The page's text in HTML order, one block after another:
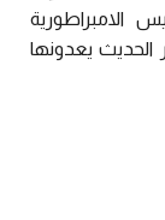
الحديث يعدونها